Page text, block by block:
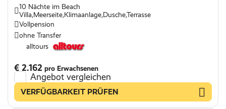
10 Nächte im Beach
Villa,Meerseite,Klimaanlage,Dusche,Terrasse
Vollpension
ohne Transfer
alltours
€ 2.162 pro Erwachsenen
Angebot vergleichen
VERFÜGBARKEIT PRÜFEN